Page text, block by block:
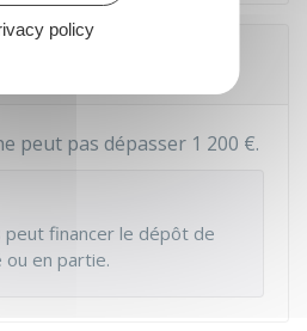
de l'avance Loca-
peut pas dépasser 1 200 €.
peut financer le dépôt de
en partie.
policy